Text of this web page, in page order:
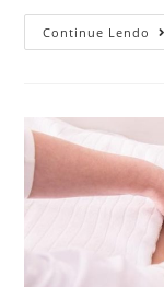
Continue Lendo